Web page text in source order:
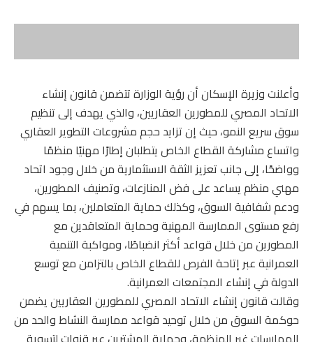
وأعلنت وزيرة الإسكان أن رؤية الوزارة تتضمن قانون إنشاء
الاتحاد المصري للمطورين العقاريين، والذي يهدف إلى تنظيم
سوق سريع النمو، حيث إن تزايد حجم مشروعات التطوير العقاري
واتساع مشاركة القطاع الخاص يتطلبان إطارًا مهنيًا منظمًا
وواضحًا، إلى جانب تعزيز الثقة الاستثمارية من خلال وجود اتحاد
مهني منظم يساعد على فض المنازعات، وتصنيف المطورين،
ودعم شفافية السوق، وكذلك حماية المتعاملين، بما يسهم في
رفع مستوى الممارسة المهنية وحماية المتعاقدين مع
المطورين من خلال قواعد أكثر انضباطًا، ومواكبة التنمية
العمرانية عبر إتاحة الفرص للقطاع الخاص بالتزامن مع توسع
الدولة في إنشاء المجتمعات العمرانية.
وقالت قانون إنشاء الاتحاد المصري للمطورين العقاريين يضمن
حوكمة السوق من خلال توحيد قواعد ممارسة النشاط والحد من